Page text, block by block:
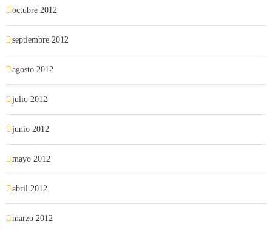
octubre 2012
septiembre 2012
agosto 2012
julio 2012
junio 2012
mayo 2012
abril 2012
marzo 2012